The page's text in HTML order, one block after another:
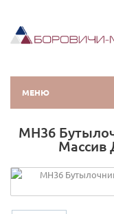
МЕНЮ
МН36
Массив